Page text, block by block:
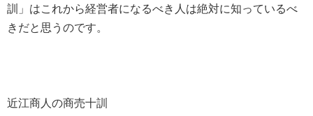
訓」はこれから経営者になるべき人は絶対に知っているべ
きだと思うのです。
近江商人の商売十訓